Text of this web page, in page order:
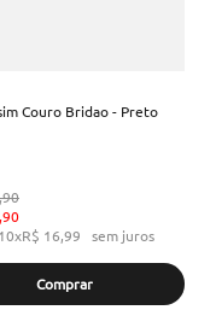
Couro Bridao - Preto
90
,90
10xR$ 16,99 sem juros
Comprar